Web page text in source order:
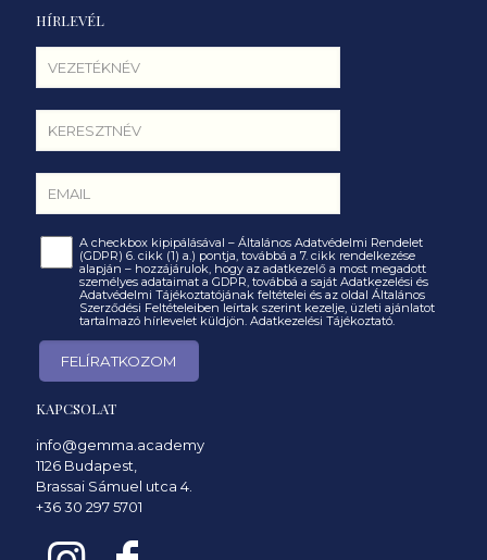
HÍRLEVÉL
A checkbox kipipálásával – Általános Adatvédelmi Rendelet
(GDPR) 6. cikk (1) a.) pontja, továbbá a 7. cikk rendelkezése
alapján – hozzájárulok, hogy az adatkezelő a most megadott
személyes adataimat a GDPR, továbbá a saját Adatkezelési és
Adatvédelmi Tájékoztatójának feltételei és az oldal Általános
Szerződési Feltételeiben leírtak szerint kezelje, üzleti ajánlatot
tartalmazó hírlevelet küldjön. Adatkezelési Tájékoztató.
KAPCSOLAT
info@gemma.academy
1126 Budapest,
Brassai Sámuel utca 4.
+36 30 297 5701